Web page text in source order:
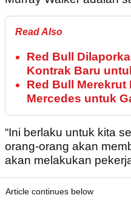
Read Also
Red Bull
Kontrak Baru
Red Bull Merekrut
Mercedes untuk
“Ini berlaku untuk kita
orang-orang akan
akan melakukan
Article continues below